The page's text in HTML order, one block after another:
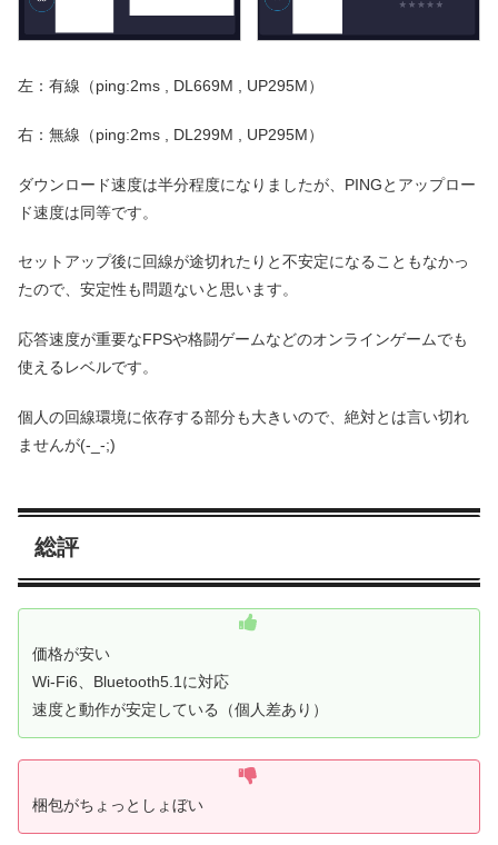
左：有線（ping:2ms , DL669M , UP295M）
右：無線（ping:2ms , DL299M , UP295M）
ダウンロード速度は半分程度になりましたが、PINGとアップロー
ド速度は同等です。
セットアップ後に回線が途切れたりと不安定になることもなかっ
たので、安定性も問題ないと思います。
応答速度が重要なFPSや格闘ゲームなどのオンラインゲームでも
使えるレベルです。
個人の回線環境に依存する部分も大きいので、絶対とは言い切れ
ませんが(-_-;)
総評
価格が安い
Wi-Fi6、Bluetooth5.1に対応
速度と動作が安定している（個人差あり）
梱包がちょっとしょぼい